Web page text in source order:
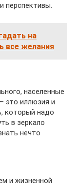
перспективы.
на
все желания
населенные
это иллюзия и
который надо
в зеркало
нечто
и жизненной